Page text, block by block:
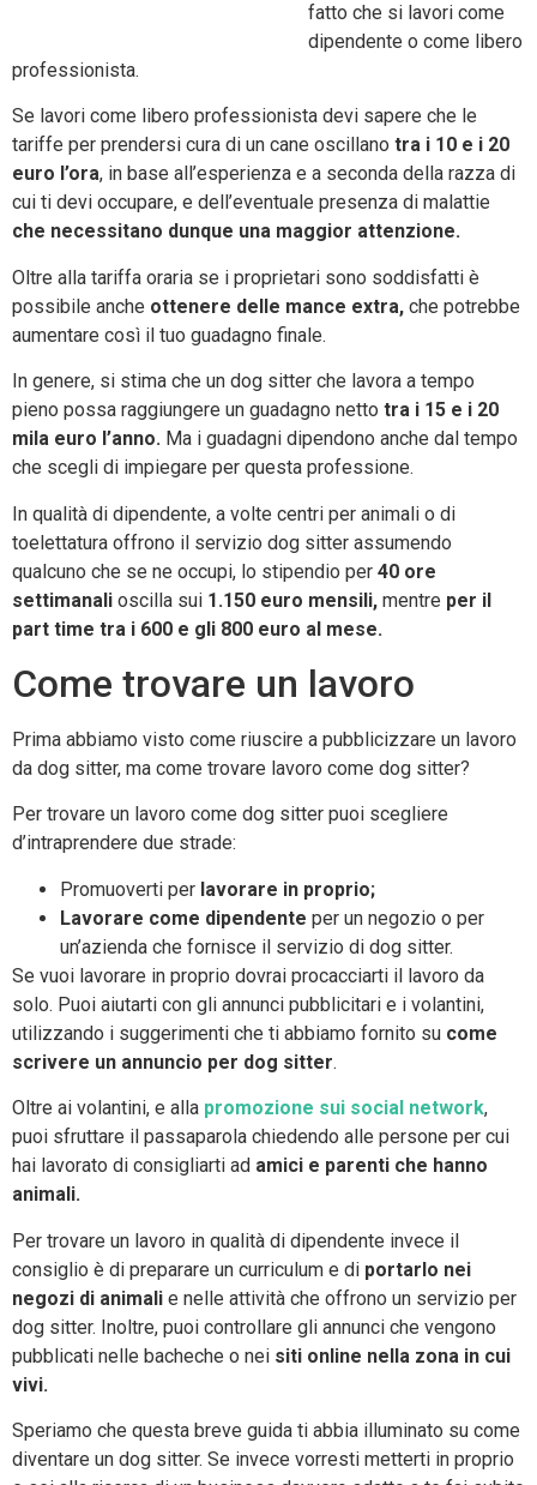
fatto che si lavori come
dipendente o come libero
professionista.
Se lavori come libero professionista devi sapere che le
tariffe per prendersi cura di un cane oscillano tra i 10 e i 20
euro l’ora, in base all’esperienza e a seconda della razza di
cui ti devi occupare, e dell’eventuale presenza di malattie
che necessitano dunque una maggior attenzione.
Oltre alla tariffa oraria se i proprietari sono soddisfatti è
possibile anche ottenere delle mance extra, che potrebbe
aumentare così il tuo guadagno finale.
In genere, si stima che un dog sitter che lavora a tempo
pieno possa raggiungere un guadagno netto tra i 15 e i 20
mila euro l’anno. Ma i guadagni dipendono anche dal tempo
che scegli di impiegare per questa professione.
In qualità di dipendente, a volte centri per animali o di
toelettatura offrono il servizio dog sitter assumendo
qualcuno che se ne occupi, lo stipendio per 40 ore
settimanali oscilla sui 1.150 euro mensili, mentre per il
part time tra i 600 e gli 800 euro al mese.
Come trovare un lavoro
Prima abbiamo visto come riuscire a pubblicizzare un lavoro
da dog sitter, ma come trovare lavoro come dog sitter?
Per trovare un lavoro come dog sitter puoi scegliere
d’intraprendere due strade:
Promuoverti per lavorare in proprio;
Lavorare come dipendente per un negozio o per
un’azienda che fornisce il servizio di dog sitter.
Se vuoi lavorare in proprio dovrai procacciarti il lavoro da
solo. Puoi aiutarti con gli annunci pubblicitari e i volantini,
utilizzando i suggerimenti che ti abbiamo fornito su come
scrivere un annuncio per dog sitter.
Oltre ai volantini, e alla promozione sui social network,
puoi sfruttare il passaparola chiedendo alle persone per cui
hai lavorato di consigliarti ad amici e parenti che hanno
animali.
Per trovare un lavoro in qualità di dipendente invece il
consiglio è di preparare un curriculum e di portarlo nei
negozi di animali e nelle attività che offrono un servizio per
dog sitter. Inoltre, puoi controllare gli annunci che vengono
pubblicati nelle bacheche o nei siti online nella zona in cui
vivi.
Speriamo che questa breve guida ti abbia illuminato su come
diventare un dog sitter. Se invece vorresti metterti in proprio